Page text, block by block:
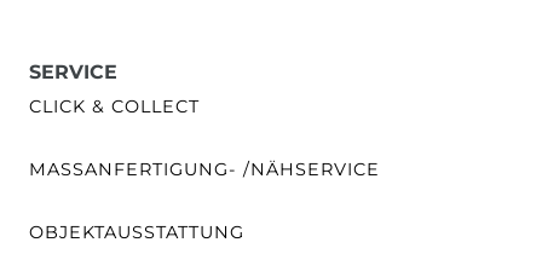
SERVICE
CLICK & COLLECT
MASSANFERTIGUNG- /NÄHSERVICE
OBJEKTAUSSTATTUNG